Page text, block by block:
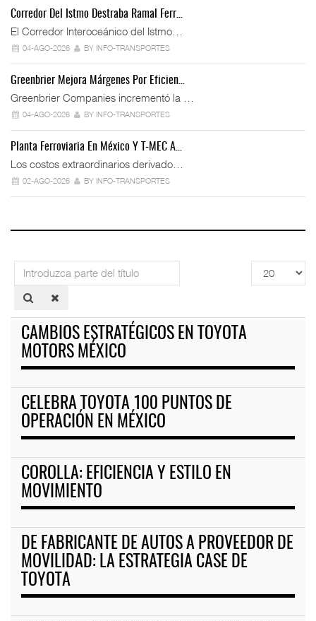
Corredor Del Istmo Destraba Ramal Ferr…
El Corredor Interoceánico del Istmo…
04-AGO-2026 BY INFO-TRANSPORTES
Greenbrier Mejora Márgenes Por Eficien…
Greenbrier Companies incrementó la …
04-AGO-2026 BY INFO-TRANSPORTES
Planta Ferroviaria En México Y T-MEC A…
Los costos extraordinarios derivado…
02-AGO-2026 BY INFO-TRANSPORTES
Introduzca
parte
del
Cantidad
a
CAMBIOS ESTRATÉGICOS EN TOYOTA
MOTORS MÉXICO
CELEBRA TOYOTA 100 PUNTOS DE
OPERACIÓN EN MÉXICO
COROLLA: EFICIENCIA Y ESTILO EN
MOVIMIENTO
DE FABRICANTE DE AUTOS A PROVEEDOR DE
MOVILIDAD: LA ESTRATEGIA CASE DE
TOYOTA